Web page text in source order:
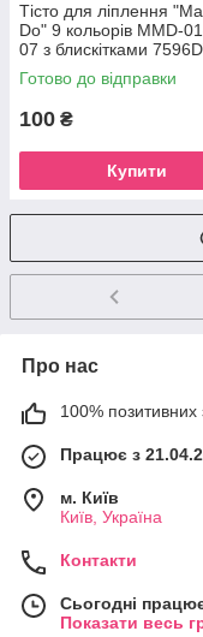
Тісто для ліплення
Do" 9 кольорів MMD-
07 з блискітками
4
Готово до відправки
100 ₴
Купити
Про нас
100% позитивних
Працює з
м. Київ
Київ, Україна
Контакти
Сьогодні
Показати весь